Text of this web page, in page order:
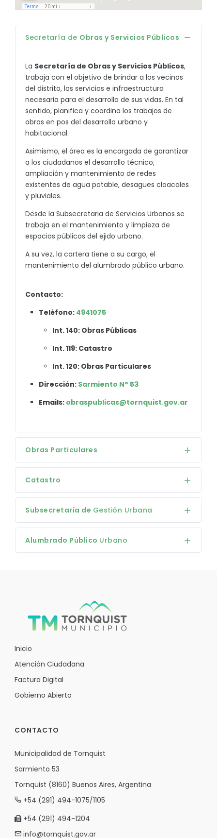
Secretaría de Obras y Servicios Públicos
La Secretaría de Obras y Servicios Públicos,
trabaja con el objetivo de brindar a los vecinos
del distrito, los servicios e infraestructura
necesaria para el desarrollo de sus vidas. En tal
sentido, planifica y coordina los trabajos de
obras en pos del desarrollo urbano y
habitacional.
Asimismo, el área es la encargada de garantizar
a los ciudadanos el desarrollo técnico,
ampliación y mantenimiento de redes
existentes de agua potable, desagües cloacales
y pluviales.
Desde la Subsecretaria de Servicios Urbanos se
trabaja en el mantenimiento y limpieza de
espacios públicos del ejido urbano.
A su vez, la cartera tiene a su cargo, el
mantenimiento del alumbrado público urbano.
Contacto:
Teléfono: 4941075
Int. 140: Obras Públicas
Int. 119: Catastro
Int. 120: Obras Particulares
Dirección: Sarmiento N° 53
Emails: obraspublicas@tornquist.gov.ar
Obras Particulares
Catastro
Subsecretaría de Gestión Urbana
Alumbrado Público Urbano
Inicio
Atención Ciudadana
Factura Digital
Gobierno Abierto
CONTACTO
Municipalidad de Tornquist
Sarmiento 53
Tornquist (8160) Buenos Aires, Argentina
+54 (291) 494-1075/1105
+54 (291) 494-1204
info@tornquist.gov.ar